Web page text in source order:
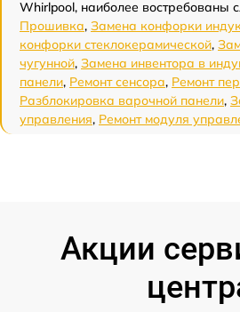
Whirlpool, наиболее востребованы
Прошивка, Замена конфорки
конфорки стеклокерамической,
чугунной, Замена инвентора в
панели, Ремонт сенсора, Ремонт
Разблокировка варочной панели,
управления, Ремонт модуля
Акции